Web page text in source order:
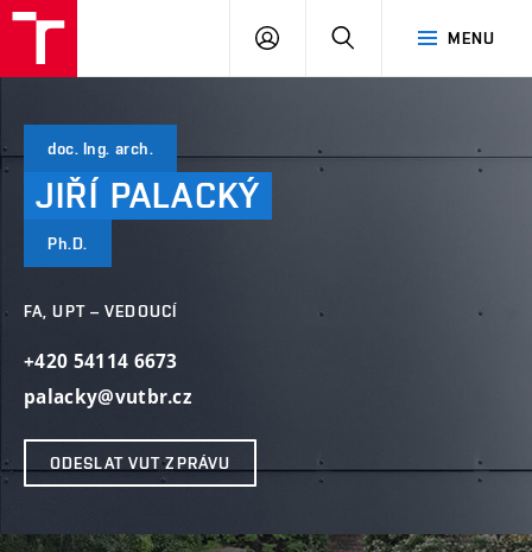
MENU
PŘIHLÁSIT
doc. Ing. arch.
JIŘÍ PALACKÝ
Ph.D.
FA, UPT – VEDOUCÍ
+420 54114 6673
palacky@vutbr.cz
ODESLAT VUT ZPRÁVU